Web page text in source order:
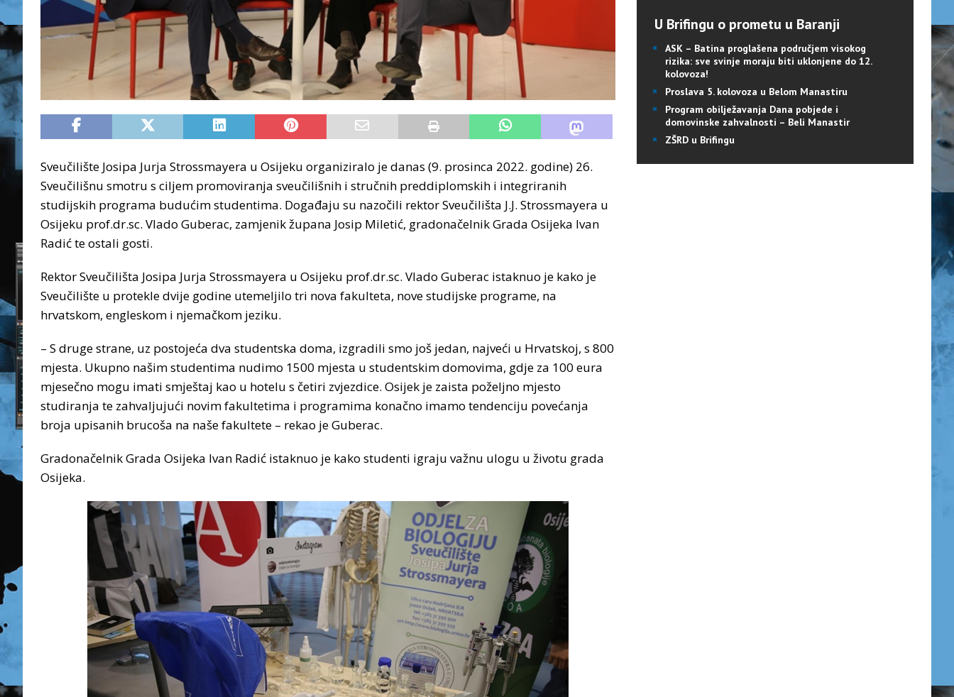
Sveučilište Josipa Jurja Strossmayera u Osijeku organiziralo je danas (9. prosinca 2022. godine) 26.
Sveučilišnu smotru s ciljem promoviranja sveučilišnih i stručnih preddiplomskih i integriranih
studijskih programa budućim studentima. Događaju su nazočili rektor Sveučilišta J.J. Strossmayera u
Osijeku prof.dr.sc. Vlado Guberac, zamjenik župana Josip Miletić, gradonačelnik Grada Osijeka Ivan
Radić te ostali gosti.
Rektor Sveučilišta Josipa Jurja Strossmayera u Osijeku prof.dr.sc. Vlado Guberac istaknuo je kako je
Sveučilište u protekle dvije godine utemeljilo tri nova fakulteta, nove studijske programe, na
hrvatskom, engleskom i njemačkom jeziku.
– S druge strane, uz postojeća dva studentska doma, izgradili smo još jedan, najveći u Hrvatskoj, s 800
mjesta. Ukupno našim studentima nudimo 1500 mjesta u studentskim domovima, gdje za 100 eura
mjesečno mogu imati smještaj kao u hotelu s četiri zvjezdice. Osijek je zaista poželjno mjesto
studiranja te zahvaljujući novim fakultetima i programima konačno imamo tendenciju povećanja
broja upisanih brucoša na naše fakultete – rekao je Guberac.
Gradonačelnik Grada Osijeka Ivan Radić istaknuo je kako studenti igraju važnu ulogu u životu grada
Osijeka.
U Brifingu o prometu u Baranji
ASK – Batina proglašena područjem visokog
rizika: sve svinje moraju biti uklonjene do 12.
kolovoza!
Proslava 5. kolovoza u Belom Manastiru
Program obilježavanja Dana pobjede i
domovinske zahvalnosti – Beli Manastir
ZŠRD u Brifingu